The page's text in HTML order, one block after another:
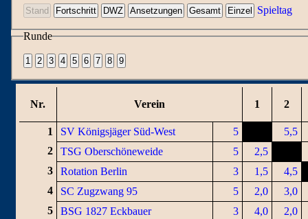
Spieltag
Runde
Nr. Verein 1 2
1 SV Königsjäger Süd-West 5
5,5
2
TSG Oberschöneweide 5
2,5
3
Rotation Berlin 3 1,5
4,5
4
SC Zugzwang 95 5 2,0
3,0
5
BSG 1827 Eckbauer 3 4,0
2,0